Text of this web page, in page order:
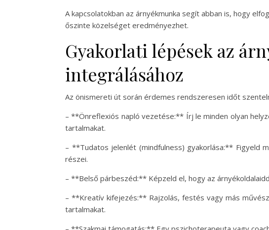
A kapcsolatokban az árnyékmunka segít abban is, hogy
őszinte közelséget eredményezhet.
Gyakorlati lépések az
integrálásához
Az önismereti út során érdemes rendszeresen időt
– **Önreflexiós napló vezetése:** Írj le minden olyan
tartalmakat.
– **Tudatos jelenlét (mindfulness) gyakorlása:** Figyeld
részei.
– **Belső párbeszéd:** Képzeld el, hogy az
– **Kreatív kifejezés:** Rajzolás, festés vagy más
tartalmakat.